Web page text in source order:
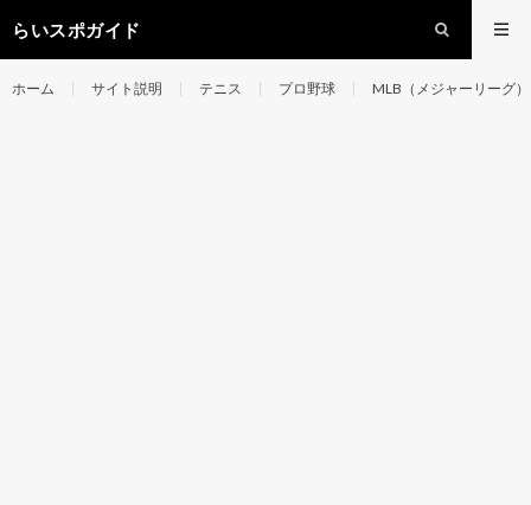
らいスポガイド
ホーム サイト説明 テニス プロ野球 MLB（メジャーリーグ）